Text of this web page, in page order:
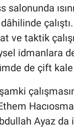
salonunda
ve taktik
idmanlara
de çift kale
Ayaz da